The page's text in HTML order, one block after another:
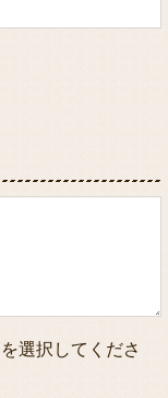
選択してくださ